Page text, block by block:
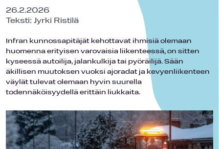
26.2.2026
Teksti: Jyrki Ristilä
Infran kunnossapitäjät kehottavat ihmisiä olemaan
huomenna erityisen varovaisia liikenteessä, on sitten
kyseessä autoilija, jalankulkija tai pyöräilijä. Sään
äkillisen muutoksen vuoksi ajoradat ja kevyenliikenteen
väylät tulevat olemaan hyvin suurella
todennäköisyydellä erittäin liukkaita.